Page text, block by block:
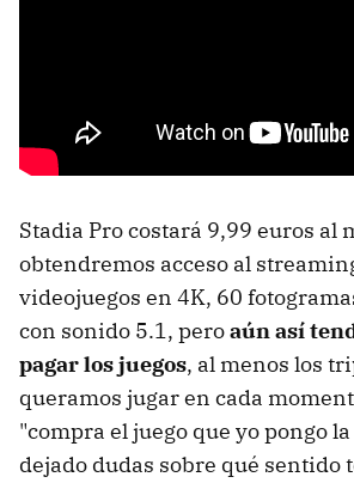
Stadia Pro costará 9,99 euros al
obtendremos acceso al
videojuegos en 4K, 60
con sonido 5.1, peroaún así
pagar los juegos, al menos los
queramos jugar en cada
"compra el juego que yo pongo
dejado dudas sobre qué sentido